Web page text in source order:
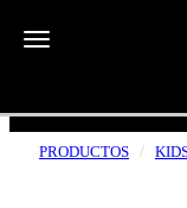
Toggle navigation
ENVÍOS
PRODUCTOS